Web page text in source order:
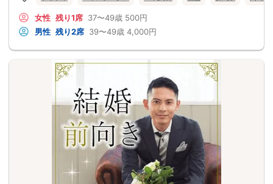
女性 残り1席 37〜49歳 500円
男性 残り2席 39〜49歳 4,000円